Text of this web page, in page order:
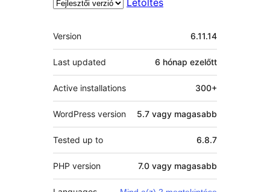
Meta
Version 6.11.14
Last updated 6 hónap ezelőtt
Active installations 300+
WordPress version 5.7 vagy magasabb
Tested up to 6.8.7
PHP version 7.0 vagy magasabb